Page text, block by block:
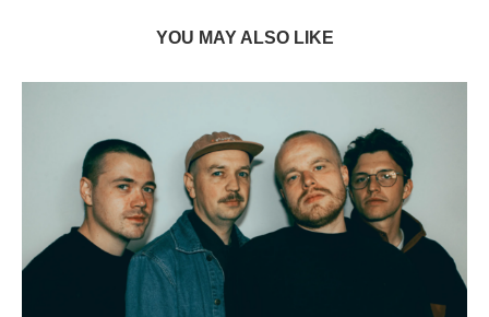
YOU MAY ALSO LIKE